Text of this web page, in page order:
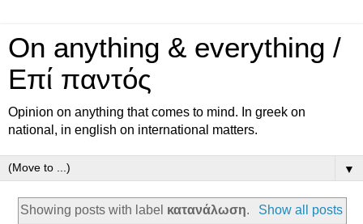
On anything & everything /
Επί παντός
Opinion on anything that comes to mind. In greek on
national, in english on international matters.
▼
Showing posts with label κατανάλωση. Show all posts